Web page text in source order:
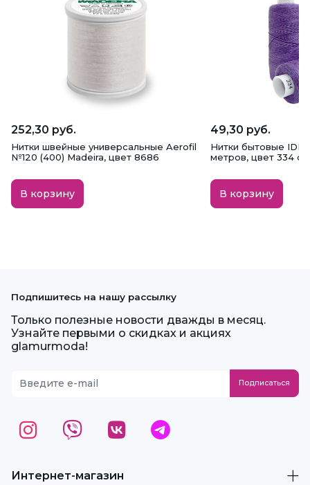
252,30 руб.
Нитки швейные универсальные Aerofil
№120 (400) Madeira, цвет 8686
В корзину
49,30 руб.
Нитки бытовые
метров, цвет 334
В корзину
Интернет-магазин
Подпишитесь на нашу рассылку
Только полезные новости дважды в месяц.
Узнайте первыми о скидках и акциях
glamurmoda!